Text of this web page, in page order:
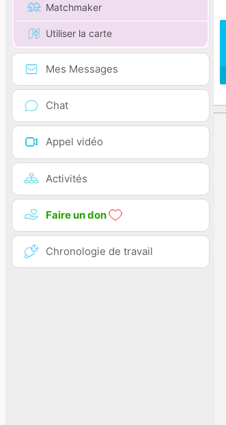
Matchmaker
Utiliser la carte
Mes Messages
Chat
Appel vidéo
Activités
Faire un don
Chronologie de travail